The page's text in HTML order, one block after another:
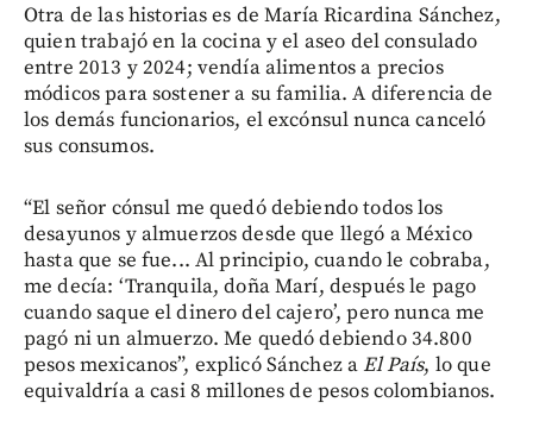
Otra de las historias es de María Ricardina Sánchez,
quien trabajó en la cocina y el aseo del consulado
entre 2013 y 2024; vendía alimentos a precios
módicos para sostener a su familia. A diferencia de
los demás funcionarios, el excónsul nunca canceló
sus consumos.
“El señor cónsul me quedó debiendo todos los
desayunos y almuerzos desde que llegó a México
hasta que se fue... Al principio, cuando le cobraba,
me decía: ‘Tranquila, doña Marí, después le pago
cuando saque el dinero del cajero’, pero nunca me
pagó ni un almuerzo. Me quedó debiendo 34.800
pesos mexicanos”, explicó Sánchez aEl País, lo que
equivaldría a casi 8 millones de pesos colombianos.